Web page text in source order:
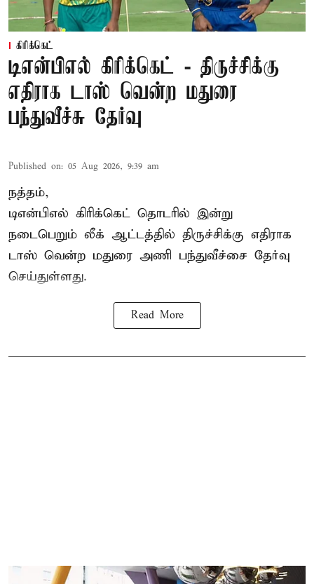
கிரிக்கெட்
டிஎன்பிஎல் கிரிக்கெட் - திருச்சிக்கு
எதிராக டாஸ் வென்ற மதுரை
பந்துவீச்சு தேர்வு
Published on: 05 Aug 2026, 9:39 am
நத்தம்,
டிஎன்பிஎல் கிரிக்கெட் தொடரில் இன்று
நடைபெறும் லீக் ஆட்டத்தில் திருச்சிக்கு எதிராக
டாஸ் வென்ற மதுரை அணி பந்துவீச்சை தேர்வு
செய்துள்ளது.
Read More